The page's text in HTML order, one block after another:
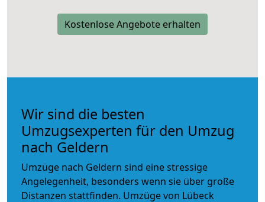
Kostenlose Angebote erhalten
Wir sind die besten
Umzugsexperten für den Umzug
nach Geldern
Umzüge nach Geldern sind eine stressige
Angelegenheit, besonders wenn sie über große
Distanzen stattfinden. Umzüge von Lübeck